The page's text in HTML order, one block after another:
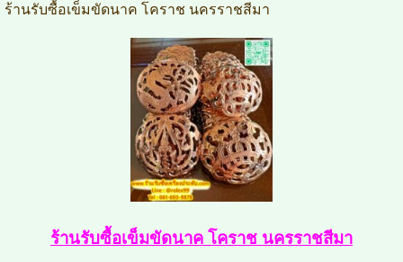
ร้านรับซื้อเข็มขัดนาค โคราช นครราชสีมา
ร้านรับซื้อเข็มขัดนาค โคราช นครราชสีมา